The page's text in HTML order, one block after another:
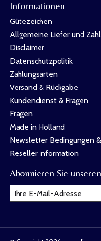
Informationen
Gütezeichen
Allgemeine Liefer und
Disclaimer
Datenschutzpolitik
Zahlungsarten
Versand & Rückgabe
Kundendienst & Fragen
Fragen
Made in Holland
Newsletter Bedingungen
Reseller information
Abonnieren Sie